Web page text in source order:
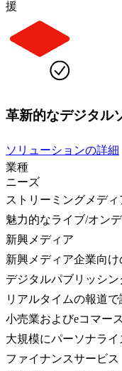
援
革新的なデジタル
ソリューションの詳細
業種
ニーズ
ストリーミングメディ
魅力的なライブ/オン
新興メディア
新興メディア企業向
デジタルパブリッシン
リアルタイムの報道
小売業およびeコマース
大規模にパーソナラ
ファイナンスサービス